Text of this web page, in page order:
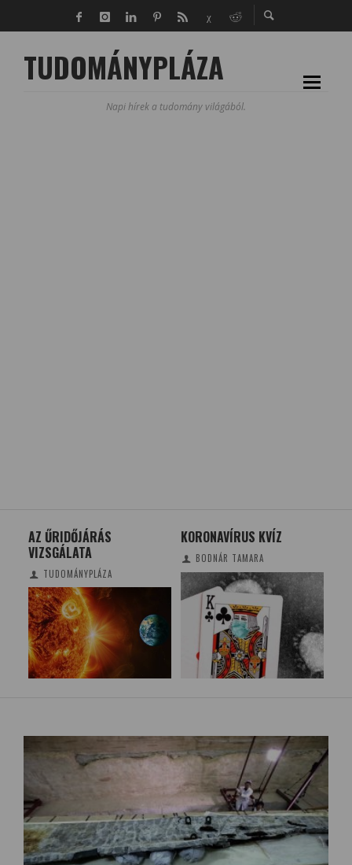
TUDOMÁNYPLÁZA
Napi hírek a tudomány világából.
AZ ŰRIDŐJÁRÁS
VIZSGÁLATA
TUDOMÁNYPLÁZA
KORONAVÍRUS KVÍZ
BODNÁR TAMARA